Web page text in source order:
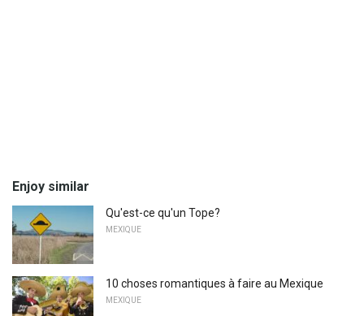
Enjoy similar
Qu'est-ce qu'un Tope?
MEXIQUE
10 choses romantiques à faire au Mexique
MEXIQUE